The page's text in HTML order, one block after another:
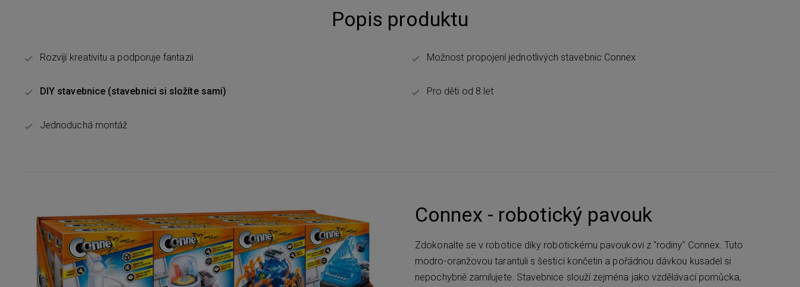
Popis produktu
Rozvíjí kreativitu a podporuje fantazii
DIY stavebnice (stavebnici si složíte sami)
Jednoduchá montáž
Možnost propojení jednotlivých stavebnic Connex
Pro děti od 8 let
Connex - robotický pavouk
Zdokonalte se v robotice díky robotickému pavoukovi z "rodiny" Connex. Tuto
modro-oranžovou tarantuli s šesticí končetin a pořádnou dávkou kusadel si
nepochybně zamilujete. Stavebnice slouží zejména jako vzdělávací pomůcka,